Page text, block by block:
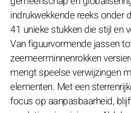
indrukwekkende reeks onder
41 unieke stukken die stijl en
Van figuurvormende jassen
zeemeerminnenrokken
mengt speelse verwijzingen
elementen. Met een
focus op aanpasbaarheid,